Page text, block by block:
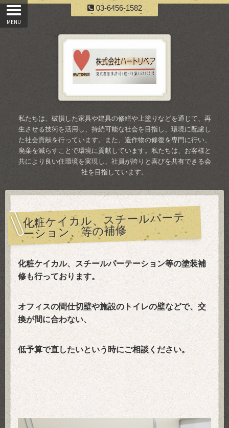
03-6456-1582
私たちは、破損した家具や建具の修繕や上塗りなどを通じて、再
生させる技術を活用し、持続可能な社会を目指し、環境に配慮し
た社会貢献を行っています。また、造作物の修復を専門に行い、
廃棄を減らすことで環境に貢献しています。私たちは、お客様と
共により良い住環境を実現し、社員が誇りと喜びを共有できる会
社を目指しています。
化粧ケイカル、スチールパーテ
ーション、等の補修
化粧ケイカル、スチールパーテーション等の塗装補
修も行っております。
オフィスの間仕切壁や施設のトイレの壁などで、交
換が間に合わない、
低予算で直したいという時にご相談ください。